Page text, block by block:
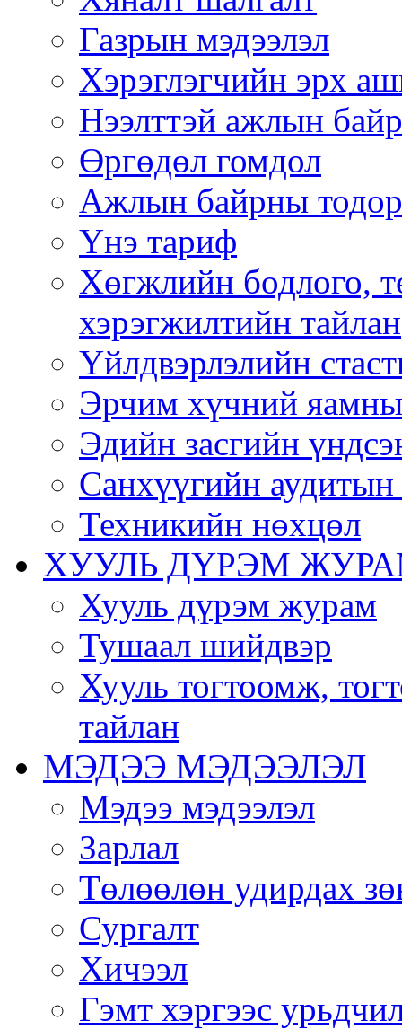
Газрын мэдээлэл
Хэрэглэгчийн эрх
Нээлттэй ажлын байр
Өргөдөл гомдол
Ажлын байрны
Үнэ тариф
Хөгжлийн бодлого,
хэрэгжилтийн тайлан
Үйлдвэрлэлийн
Эрчим хүчний
Эдийн засгийн
Санхүүгийн аудитын
Техникийн нөхцөл
ХУУЛЬ ДҮРЭМ
Хууль дүрэм журам
Тушаал шийдвэр
Хууль тогтоомж,
тайлан
МЭДЭЭ МЭДЭЭЛЭЛ
Мэдээ мэдээлэл
Зарлал
Төлөөлөн удирдах
Сургалт
Хичээл
Гэмт хэргээс